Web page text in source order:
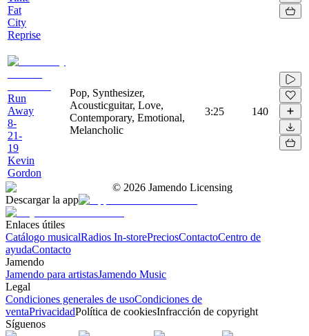
Fat
City
Reprise
Run
Away
8-
21-
19
Kevin
Gordon
Pop, Synthesizer,
Acousticguitar, Love,
Contemporary, Emotional,
Melancholic
3:25 140
© 2026 Jamendo Licensing
Descargar la app
Enlaces útiles
Catálogo musicalRadios In-storePreciosContactoCentro de
ayudaContacto
Jamendo
Jamendo para artistasJamendo Music
Legal
Condiciones generales de usoCondiciones de
ventaPrivacidadPolítica de cookiesInfracción de copyright
Síguenos